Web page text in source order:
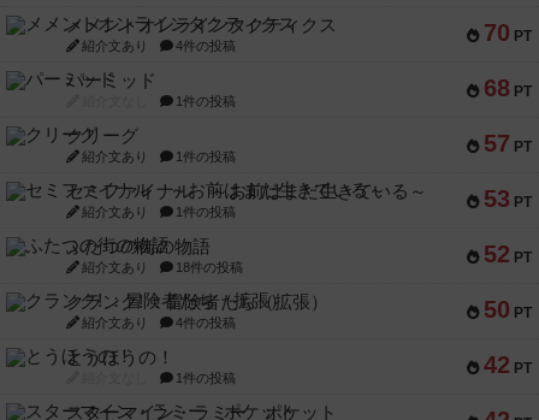
70 PT
メメントオンラインタクティクス
紹介文あり 4件の投稿
68 PT
パーミッド
1件の投稿
57 PT
クリーグ
紹介文あり 1件の投稿
53 PT
セミファイナル ～お前はまだ生きている～
紹介文あり 1件の投稿
52 PT
ふたつの街の物語
紹介文あり 18件の投稿
50 PT
クランク! ：冒険者たち（拡張）
紹介文あり 4件の投稿
42 PT
とうほうの！
1件の投稿
スターマイン・ラミー ポケット